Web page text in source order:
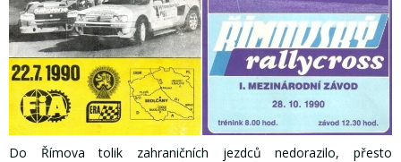
Do Římova tolik zahraničních jezdců nedorazilo, přesto